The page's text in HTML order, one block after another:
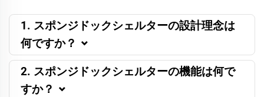
1. スポンジドックシェルターの設計理念は
何ですか？
2. スポンジドックシェルターの機能は何で
すか？